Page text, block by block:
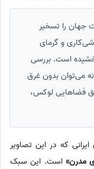
جهان را تسخیر
و گرمای
است. بررسی
می‌توان بدون غرق
فضاهایی لوکس،
که در این تصاویر
مدرن» است. این سبک